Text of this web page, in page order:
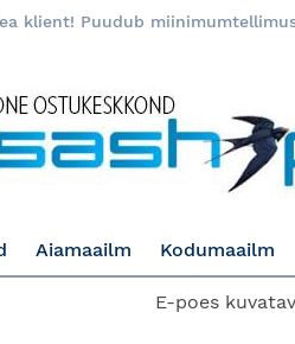
klient! Puudub
Aiamaailm Kodumaailm
E-poes